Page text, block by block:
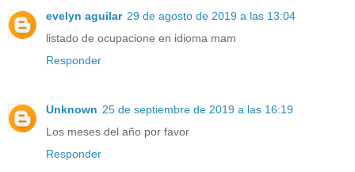
evelyn aguilar 29 de agosto de 2019 a las 13:04
listado de ocupacione en idioma mam
Responder
Unknown 25 de septiembre de 2019 a las 16:19
Los meses del año por favor
Responder